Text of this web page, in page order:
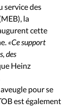
Culture
Monde
Aujourd'hui
Trait d'Ixène
service des
la
cette
«Ce support
des
Heinz
pour se
est également